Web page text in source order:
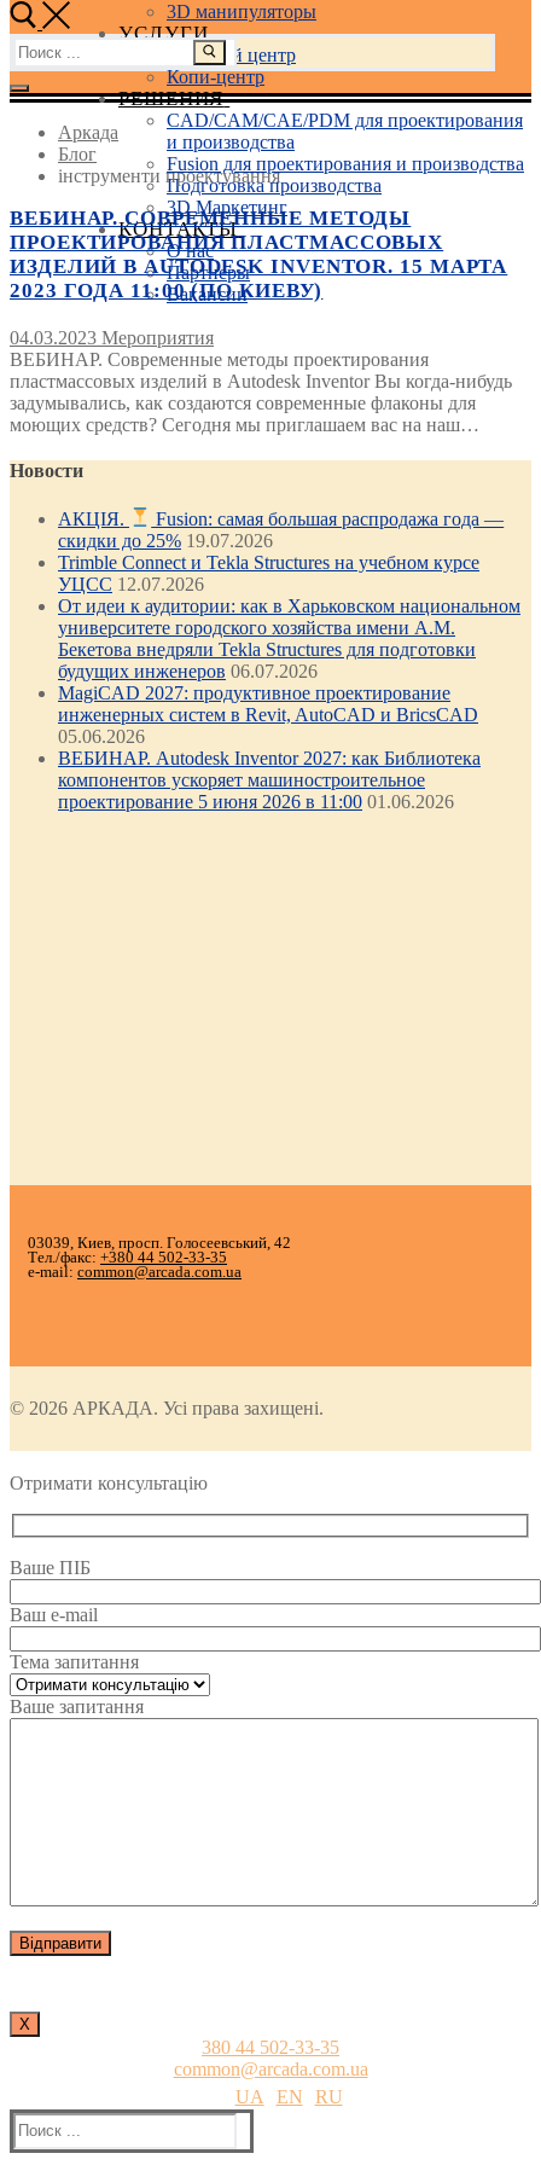
3D манипуляторы
УСЛУГИ
Учебный центр
Копи-центр
РЕШЕНИЯ
CAD/CAM/CAE/PDM для проектирования
и производства
Fusion для проектирования и производства
Подготовка производства
3D Маркетинг
КОНТАКТЫ
О нас
Партнеры
Вакансии
Найти:
Аркада
Блог
інструменти проектування
ВЕБИНАР. СОВРЕМЕННЫЕ МЕТОДЫ
ПРОЕКТИРОВАНИЯ ПЛАСТМАССОВЫХ
ИЗДЕЛИЙ В AUTODESK INVENTOR. 15 МАРТА
2023 ГОДА 11:00 (ПО КИЕВУ)
04.03.2023 Мероприятия
ВЕБИНАР. Современные методы проектирования
пластмассовых изделий в Autodesk Inventor Вы когда-нибудь
задумывались, как создаются современные флаконы для
моющих средств? Сегодня мы приглашаем вас на наш…
Новости
АКЦІЯ.
Fusion: самая большая распродажа года —
скидки до 25% 19.07.2026
Trimble Connect и Tekla Structures на учебном курсе
УЦСС 12.07.2026
От идеи к аудитории: как в Харьковском национальном
университете городского хозяйства имени А.М.
Бекетова внедряли Tekla Structures для подготовки
будущих инженеров 06.07.2026
MagiCAD 2027: продуктивное проектирование
инженерных систем в Revit, AutoCAD и BricsCAD
05.06.2026
ВЕБИНАР. Autodesk Inventor 2027: как Библиотека
компонентов ускоряет машиностроительное
проектирование 5 июня 2026 в 11:00 01.06.2026
03039, Киев, просп. Голосеевський, 42
Тел./факс: +380 44 502-33-35
e-mail: common@arcada.com.ua
© 2026 АРКАДА. Усі права захищені.
Отримати консультацію
Ваше ПІБ
Ваш e-mail
Тема запитання
Ваше запитання
Х
380 44 502-33-35
common@arcada.com.ua
UA
EN
RU
Найти: